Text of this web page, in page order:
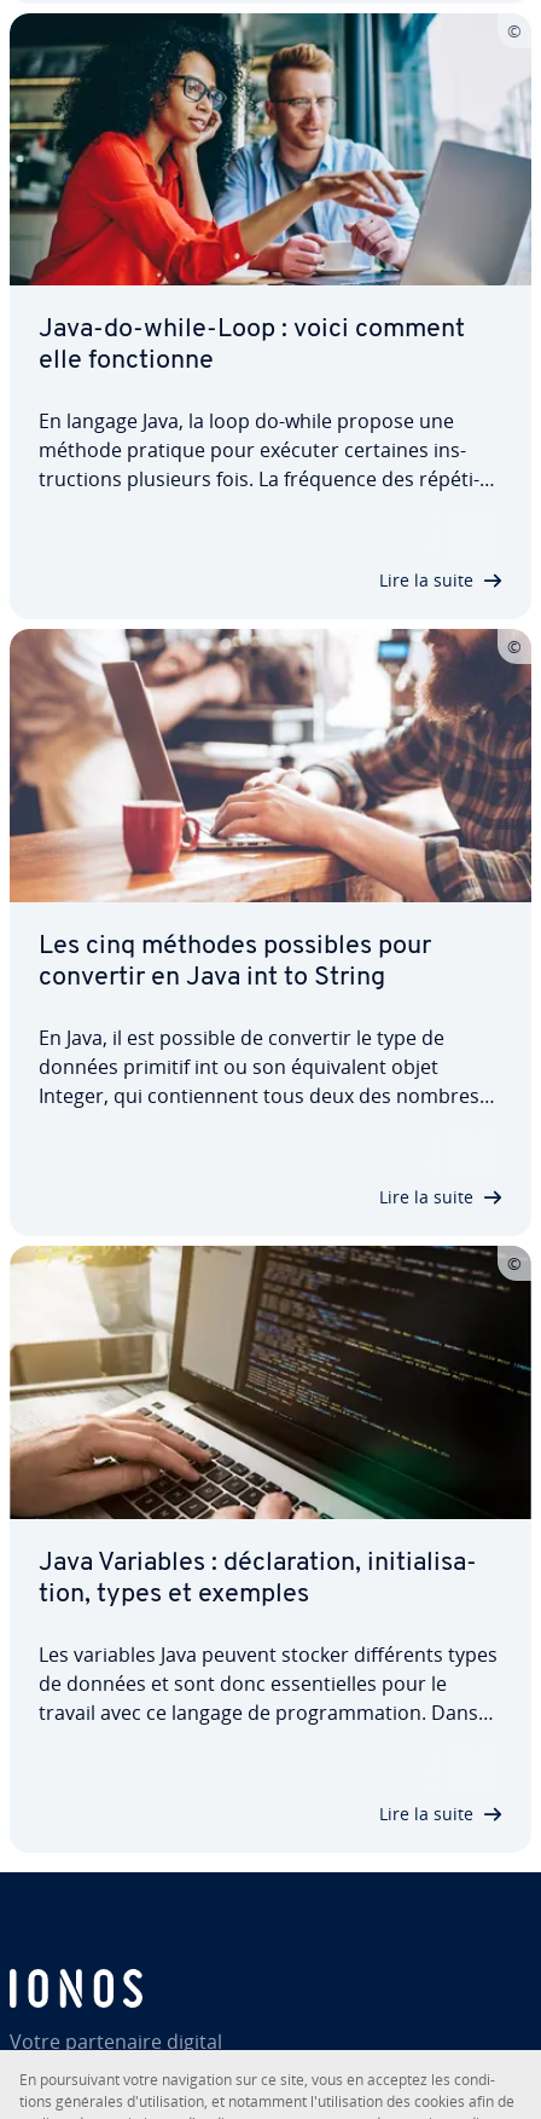
Java-do-while-Loop : voici comment
elle fonc­tionne
En langage Java, la loop do-while propose une
méthode pratique pour exécuter certaines ins­
truc­tions plusieurs fois. La fréquence des ré­pé­ti­
quitte im­mé­dia­te­ment la loop. Dans le cas…
Lire la suite
Les cinq méthodes possibles pour
convertir en Java int to String
En Java, il est possible de convertir le type de
données primitif int ou son équi­valent objet
Integer, qui con­tien­nent tous deux des nombres
Lire la suite
Java Variables : dé­cla­ra­tion, ini­tia­li­sa­
tion, types et exemples
Les variables Java peuvent stocker dif­fé­rents types
de données et sont donc es­sen­tielles pour le
travail avec ce langage de pro­gram­ma­tion. Dans
Lire la suite
Votre par­te­naire digital
En pour­sui­vant votre na­vi­ga­tion sur ce site, vous en acceptez les con­di­
tions générales d'uti­li­sa­tion, et notamment l'uti­li­sa­tion des cookies afin de